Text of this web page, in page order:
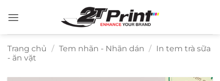
qua
Trang chủ / Tem nhãn - Nhãn dán / In tem trà sữa
- ăn vặt